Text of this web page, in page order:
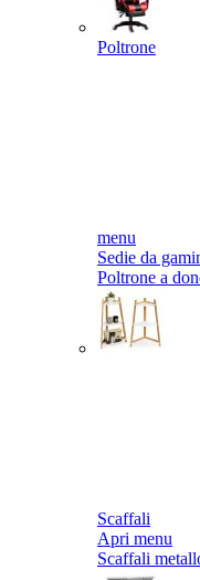
Poltrone
menu
Sedie da
Poltrone a
Scaffali
Apri menu
Scaffali